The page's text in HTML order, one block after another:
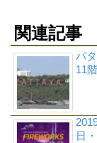
関連記事
パ
11
日